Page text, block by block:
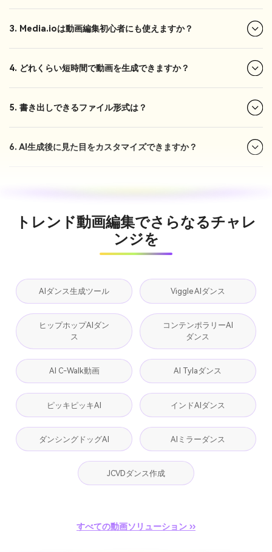
3. Media.ioは動画編集初心者にも使えますか？
4. どれくらい短時間で動画を生成できますか？
5. 書き出しできるファイル形式は？
6. AI生成後に見た目をカスタマイズできますか？
トレンド動画編集でさらなるチャレ
ンジを
AIダンス生成ツール Viggle AIダンス
ヒップホップAIダン
ス
コンテンポラリーAI
ダンス
AI C-Walk動画 AI Tylaダンス
ピッキピッキAI インドAIダンス
ダンシングドッグAI AIミラーダンス
JCVDダンス作成
すべての動画ソリューション ››